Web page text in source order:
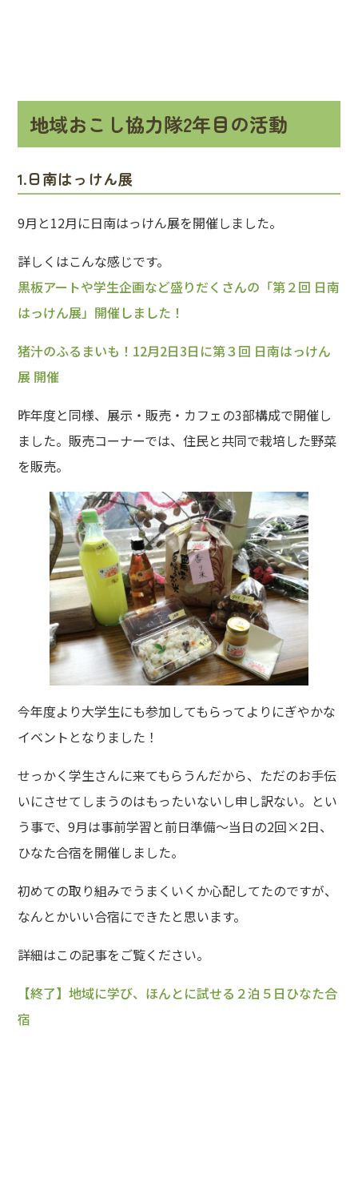
地域おこし協力隊2年目の活動
1.日南はっけん展
9月と12月に日南はっけん展を開催しました。
詳しくはこんな感じです。
黒板アートや学生企画など盛りだくさんの「第２回 日南
はっけん展」開催しました！
猪汁のふるまいも！12月2日3日に第３回 日南はっけん
展 開催
昨年度と同様、展示・販売・カフェの3部構成で開催し
ました。販売コーナーでは、住民と共同で栽培した野菜
を販売。
今年度より大学生にも参加してもらってよりにぎやかな
イベントとなりました！
せっかく学生さんに来てもらうんだから、ただのお手伝
いにさせてしまうのはもったいないし申し訳ない。とい
う事で、9月は事前学習と前日準備～当日の2回×2日、
ひなた合宿を開催しました。
初めての取り組みでうまくいくか心配してたのですが、
なんとかいい合宿にできたと思います。
詳細はこの記事をご覧ください。
【終了】地域に学び、ほんとに試せる２泊５日ひなた合
宿